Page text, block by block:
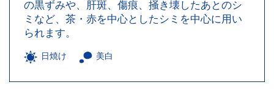
の黒ずみや、肝斑、傷痕、掻き壊したあとのシ
ミなど、茶・赤を中心としたシミを中心に用い
られます。
日焼け 美白